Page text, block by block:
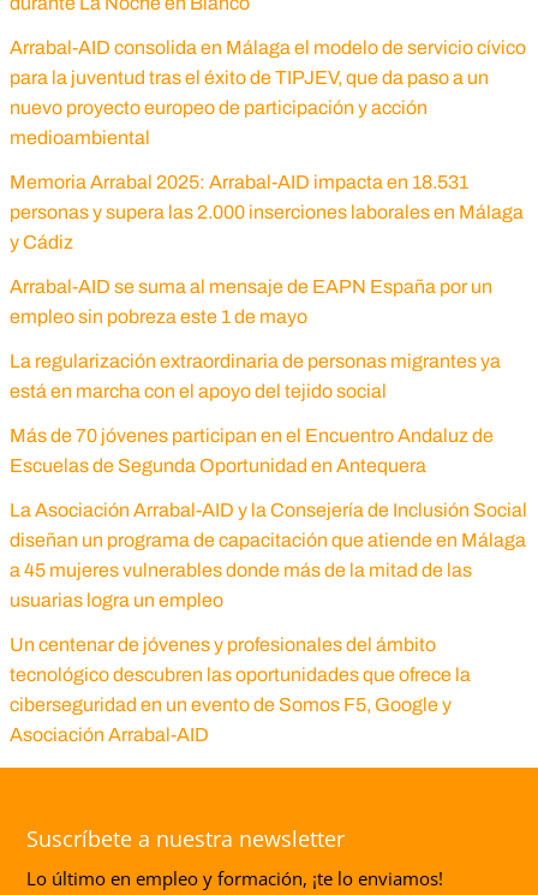
Arrabal-AID consolida en Málaga el modelo de servicio cívico
para la juventud tras el éxito de TIPJEV, que da paso a un
nuevo proyecto europeo de participación y acción
medioambiental
Memoria Arrabal 2025: Arrabal-AID impacta en 18.531
personas y supera las 2.000 inserciones laborales en Málaga
y Cádiz
Arrabal-AID se suma al mensaje de EAPN España por un
empleo sin pobreza este 1 de mayo
La regularización extraordinaria de personas migrantes ya
está en marcha con el apoyo del tejido social
Más de 70 jóvenes participan en el Encuentro Andaluz de
Escuelas de Segunda Oportunidad en Antequera
La Asociación Arrabal-AID y la Consejería de Inclusión Social
diseñan un programa de capacitación que atiende en Málaga
a 45 mujeres vulnerables donde más de la mitad de las
usuarias logra un empleo
Un centenar de jóvenes y profesionales del ámbito
tecnológico descubren las oportunidades que ofrece la
ciberseguridad en un evento de Somos F5, Google y
Asociación Arrabal-AID
Suscríbete a nuestra newsletter
Lo último en empleo y formación, ¡te lo enviamos!